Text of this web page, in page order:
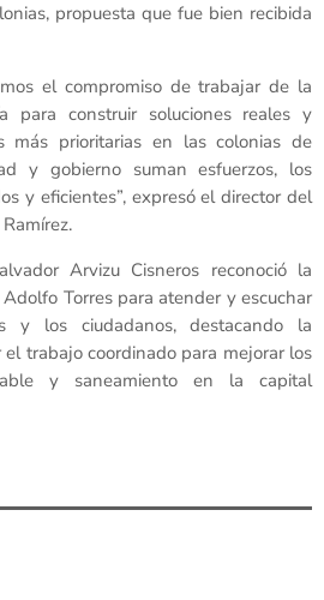
propuesta que fue bien recibida
el compromiso de trabajar de la
para construir soluciones reales y
más prioritarias en las colonias de
y gobierno suman esfuerzos, los
y eficientes”, expresó el director del
Arvizu Cisneros reconoció la
Torres para atender y escuchar
y los ciudadanos, destacando la
trabajo coordinado para mejorar los
y saneamiento en la capital